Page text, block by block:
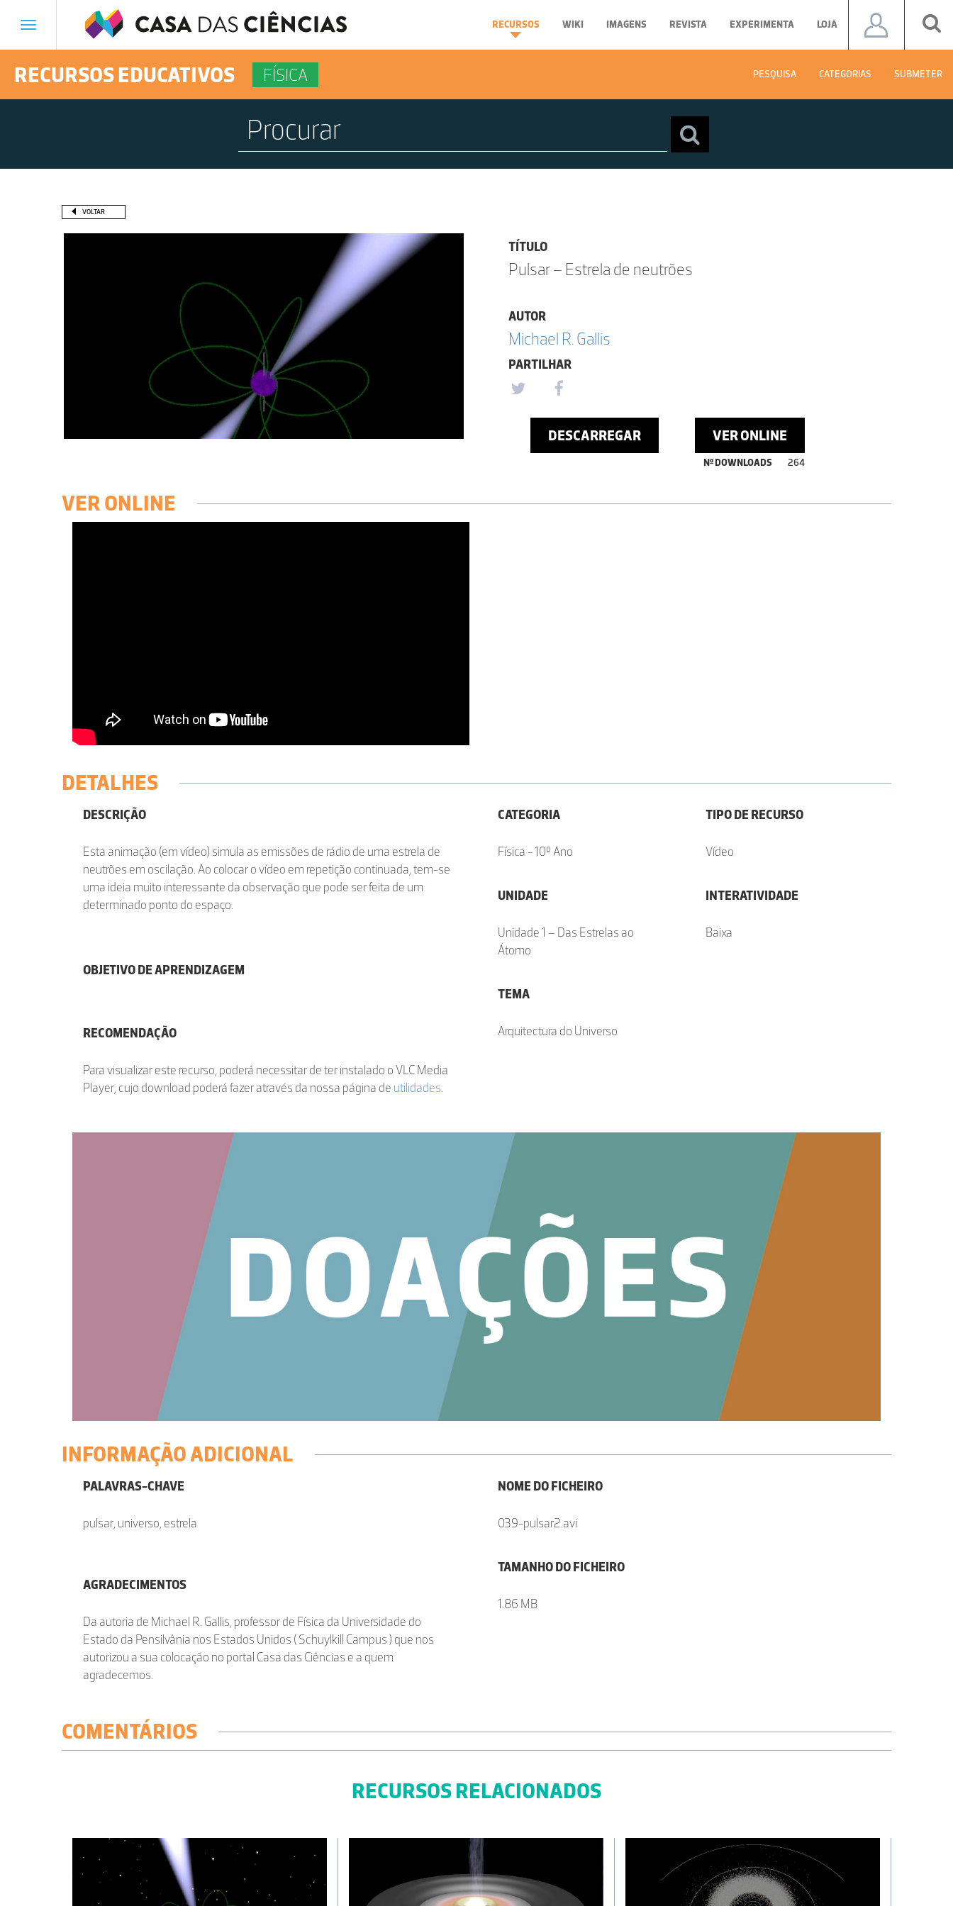
Toggle
RECURSOS WIKI IMAGENS REVISTA EXPERIMENTA LOJA
RECURSOS EDUCATIVOS FÍSICA PESQUISA CATEGORIAS SUBMETER
VOLTAR
TÍTULO
Pulsar – Estrela de neutrões
AUTOR
Michael R. Gallis
PARTILHAR
DESCARREGAR VER ONLINE
Nº DOWNLOADS 264
VER ONLINE
DETALHES
DESCRIÇÃO
Esta animação (em vídeo) simula as emissões de rádio de uma estrela de
neutrões em oscilação. Ao colocar o vídeo em repetição continuada, tem-se
uma ideia muito interessante da observação que pode ser feita de um
determinado ponto do espaço.
OBJETIVO DE APRENDIZAGEM
RECOMENDAÇÃO
Para visualizar este recurso, poderá necessitar de ter instalado o VLC Media
Player, cujo download poderá fazer através da nossa página de utilidades.
CATEGORIA
Física - 10º Ano
UNIDADE
Unidade 1 – Das Estrelas ao
Átomo
TEMA
Arquitectura do Universo
TIPO DE RECURSO
Vídeo
INTERATIVIDADE
Baixa
INFORMAÇÃO ADICIONAL
PALAVRAS-CHAVE
pulsar, universo, estrela
AGRADECIMENTOS
Da autoria de Michael R. Gallis, professor de Física da Universidade do
Estado da Pensilvânia nos Estados Unidos ( Schuylkill Campus ) que nos
autorizou a sua colocação no portal Casa das Ciências e a quem
agradecemos.
NOME DO FICHEIRO
039-pulsar2.avi
TAMANHO DO FICHEIRO
1.86 MB
COMENTÁRIOS
RECURSOS RELACIONADOS